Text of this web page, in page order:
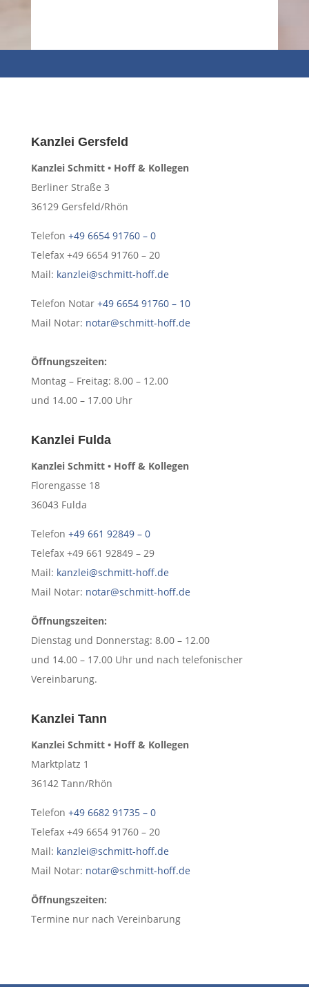
Kanzlei Gersfeld
Kanzlei Schmitt • Hoff & Kollegen
Berliner Straße 3
36129 Gersfeld/Rhön
Telefon +49 6654 91760 – 0
Telefax +49 6654 91760 – 20
Mail: kanzlei@schmitt-hoff.de
Telefon Notar +49 6654 91760 – 10
Mail Notar: notar@schmitt-hoff.de
Öffnungszeiten:
Montag – Freitag: 8.00 – 12.00
und 14.00 – 17.00 Uhr
Kanzlei Fulda
Kanzlei Schmitt • Hoff & Kollegen
Florengasse 18
36043 Fulda
Telefon +49 661 92849 – 0
Telefax +49 661 92849 – 29
Mail: kanzlei@schmitt-hoff.de
Mail Notar: notar@schmitt-hoff.de
Öffnungszeiten:
Dienstag und Donnerstag: 8.00 – 12.00
und 14.00 – 17.00 Uhr und nach telefonischer
Vereinbarung.
Kanzlei Tann
Kanzlei Schmitt • Hoff & Kollegen
Marktplatz 1
36142 Tann/Rhön
Telefon +49 6682 91735 – 0
Telefax +49 6654 91760 – 20
Mail: kanzlei@schmitt-hoff.de
Mail Notar: notar@schmitt-hoff.de
Öffnungszeiten:
Termine nur nach Vereinbarung